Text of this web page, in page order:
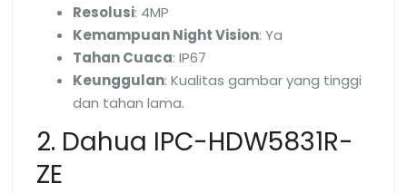
Resolusi: 4MP
Kemampuan Night Vision: Ya
Tahan Cuaca: IP67
Keunggulan: Kualitas gambar yang tinggi
dan tahan lama.
2. Dahua IPC-HDW5831R-
ZE